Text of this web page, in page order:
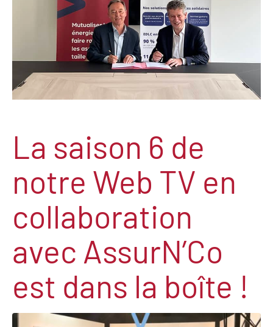
La saison 6 de
notre Web TV en
collaboration
avec AssurN’Co
est dans la boîte !